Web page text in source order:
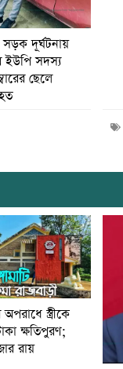
সড়ক দূর্ঘটনায়
ইউপি সদস্য
ছেলে
অপরাধে স্ত্রীকে
ক্ষতিপুরণ;
রায়